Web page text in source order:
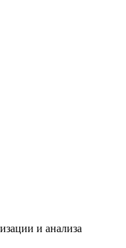
и анализа